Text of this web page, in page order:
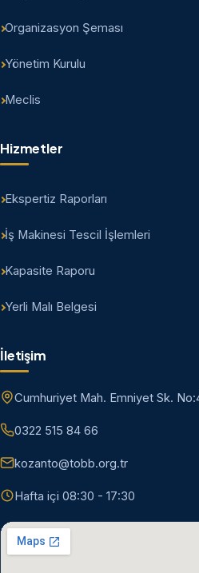
Organizasyon Şeması
Yönetim Kurulu
Meclis
Hizmetler
Ekspertiz Raporları
İş Makinesi Tescil İşlemleri
Kapasite Raporu
Yerli Malı Belgesi
İletişim
Cumhuriyet Mah. Emniyet Sk.
0322 515 84 66
kozanto@tobb.org.tr
Hafta içi 08:30 - 17:30